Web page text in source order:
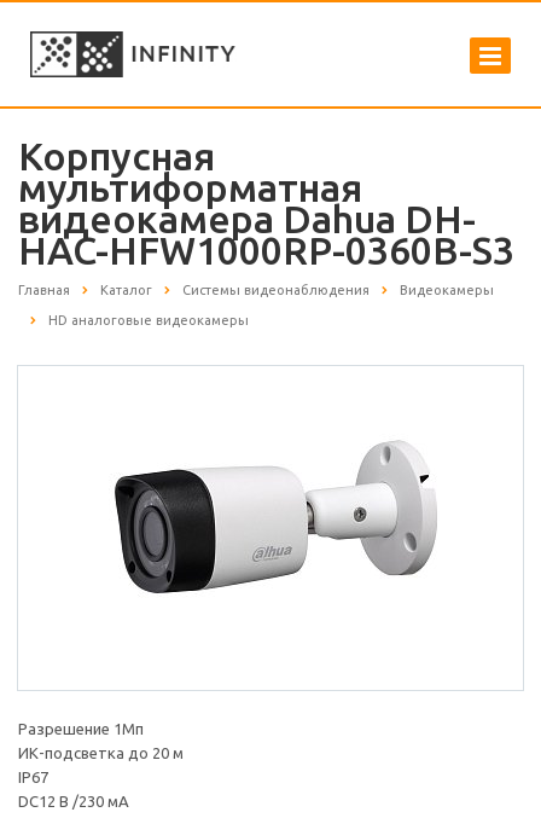
Корпусная
мультиформатная
видеокамера Dahua DH-
HAC-HFW1000RP-0360B-S3
Главная Каталог Системы видеонаблюдения Видеокамеры
HD аналоговые видеокамеры
Разрешение 1Мп
ИК-подсветка до 20 м
IP67
DC12 В /230 мА